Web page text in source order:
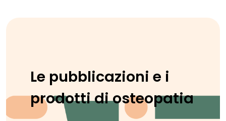
Le pubblicazioni e i
prodotti di osteopatia